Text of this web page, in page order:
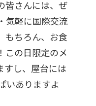
皆さんには、ぜ
気軽に国際交流
もちろん、お食
この日限定のメ
すし、屋台には
いありますよ